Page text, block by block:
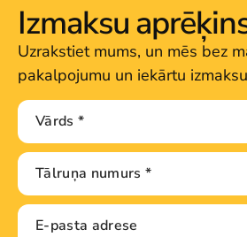
Izmaksu
Uzrakstiet mums, un mēs bez
pakalpojumu un iekārtu